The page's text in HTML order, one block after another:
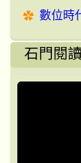
數位時
石門閱